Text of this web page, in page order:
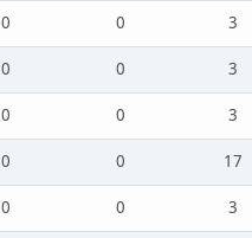
0 0
3
0 0
3
0 0
3
0 0
17
0 0
3